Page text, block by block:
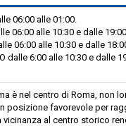
06:00 alle 01:00.
06:00 alle 10:30 e dalle
06:00 alle 10:30 e dalle
dalle 6:00 alle 10:30 e dalle
è nel centro di Roma, non
posizione favorevole per
al centro storico